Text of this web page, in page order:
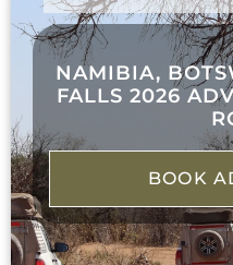
NAMIBIA,
FALLS 2026
BOOK